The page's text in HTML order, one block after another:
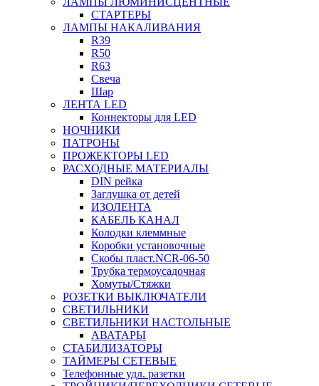
СТАРТЕРЫ
ЛАМПЫ НАКАЛИВАНИЯ
R39
R50
R63
Свеча
Шар
ЛЕНТА LED
Коннекторы для LED
НОЧНИКИ
ПАТРОНЫ
ПРОЖЕКТОРЫ LED
РАСХОДНЫЕ МАТЕРИАЛЫ
DIN рейка
Заглушка от детей
ИЗОЛЕНТА
КАБЕЛЬ КАНАЛ
Колодки клеммные
Коробки установочные
Скобы пласт.NCR-06-50
Трубка термоусадочная
Хомуты/Стяжки
РОЗЕТКИ ВЫКЛЮЧАТЕЛИ
СВЕТИЛЬНИКИ
СВЕТИЛЬНИКИ НАСТОЛЬНЫЕ
АВАТАРЫ
СТАБИЛИЗАТОРЫ
ТАЙМЕРЫ СЕТЕВЫЕ
Телефонные удл. разетки